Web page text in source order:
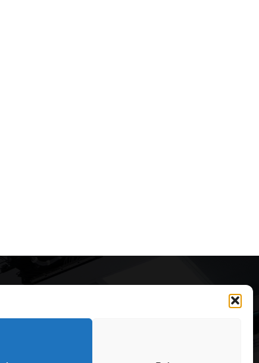
Secretele construirii